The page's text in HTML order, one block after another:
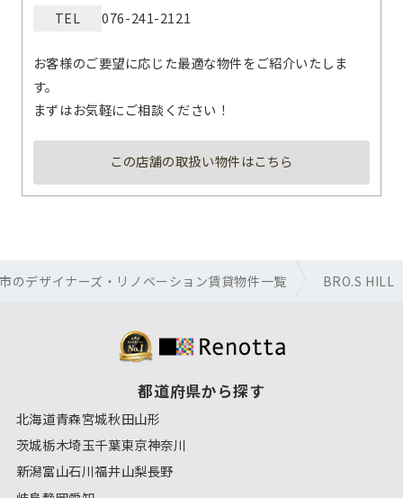
TEL 076-241-2121
お客様のご要望に応じた最適な物件をご紹介いたしま
す。
まずはお気軽にご相談ください！
この店舗の取扱い物件はこちら
のデザイナーズ・リノベーション賃貸物件一覧 BRO.S HILL
都道府県から探す
北海道青森宮城秋田山形
茨城栃木埼玉千葉東京神奈川
新潟富山石川福井山梨長野